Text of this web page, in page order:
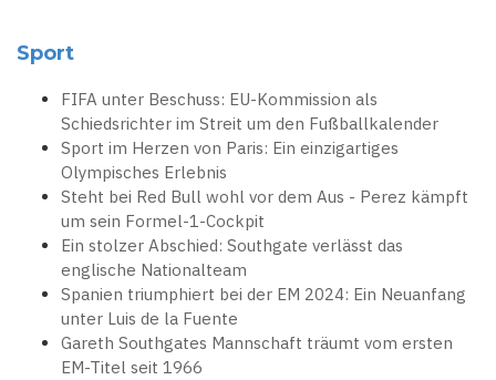
Sport
FIFA unter Beschuss: EU-Kommission als
Schiedsrichter im Streit um den Fußballkalender
Sport im Herzen von Paris: Ein einzigartiges
Olympisches Erlebnis
Steht bei Red Bull wohl vor dem Aus - Perez kämpft
um sein Formel-1-Cockpit
Ein stolzer Abschied: Southgate verlässt das
englische Nationalteam
Spanien triumphiert bei der EM 2024: Ein Neuanfang
unter Luis de la Fuente
Gareth Southgates Mannschaft träumt vom ersten
EM-Titel seit 1966